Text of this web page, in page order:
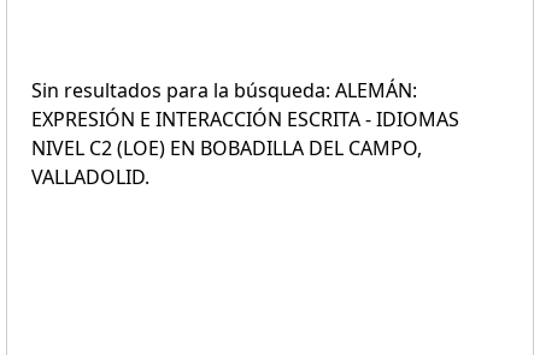
Sin resultados para la búsqueda: ALEMÁN:
EXPRESIÓN E INTERACCIÓN ESCRITA - IDIOMAS
NIVEL C2 (LOE) EN BOBADILLA DEL CAMPO,
VALLADOLID.